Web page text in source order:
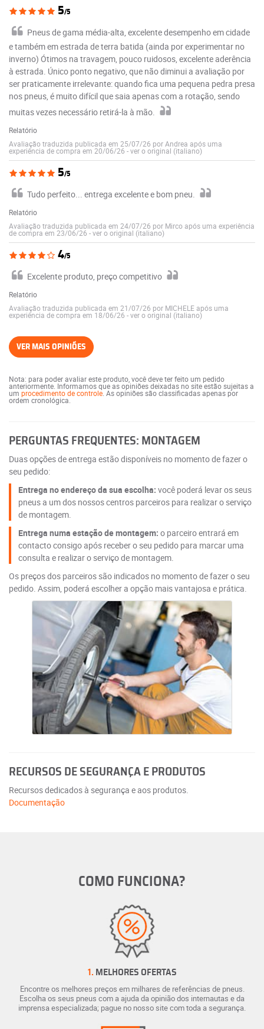
5/5
Pneus de gama média-alta, excelente desempenho em cidade
e também em estrada de terra batida (ainda por experimentar no
inverno) Ótimos na travagem, pouco ruidosos, excelente aderência
à estrada. Único ponto negativo, que não diminui a avaliação por
ser praticamente irrelevante: quando fica uma pequena pedra presa
nos pneus, é muito difícil que saia apenas com a rotação, sendo
muitas vezes necessário retirá-la à mão.
Relatório
Avaliação traduzida publicada em 25/07/26 por Andrea após uma
experiência de compra em 20/06/26 -ver o original (italiano)
5/5
Tudo perfeito... entrega excelente e bom pneu.
Relatório
Avaliação traduzida publicada em 24/07/26 por Mirco após uma experiência
de compra em 23/06/26 -ver o original (italiano)
4/5
Excelente produto, preço competitivo
Relatório
Avaliação traduzida publicada em 21/07/26 por MICHELE após uma
experiência de compra em 18/06/26 -ver o original (italiano)
VER MAIS OPINIÕES
Nota: para poder avaliar este produto, você deve ter feito um pedido
anteriormente. Informamos que as opiniões deixadas no site estão sujeitas a
um procedimento de controle . As opiniões são classificadas apenas por
ordem cronológica.
PERGUNTAS FREQUENTES: MONTAGEM
Duas opções de entrega estão disponíveis no momento de fazer o
seu pedido:
Entrega no endereço da sua escolha: você poderá levar os seus
pneus a um dos nossos centros parceiros para realizar o serviço
de montagem.
Entrega numa estação de montagem: o parceiro entrará em
contacto consigo após receber o seu pedido para marcar uma
consulta e realizar o serviço de montagem.
Os preços dos parceiros são indicados no momento de fazer o seu
pedido. Assim, poderá escolher a opção mais vantajosa e prática.
RECURSOS DE SEGURANÇA E PRODUTOS
Recursos dedicados à segurança e aos produtos.
Documentação
COMO FUNCIONA?
1. MELHORES OFERTAS
Encontre os melhores preços em milhares de referências de pneus.
Escolha os seus pneus com a ajuda da opinião dos internautas e da
imprensa especializada; pague no nosso site com toda a segurança.